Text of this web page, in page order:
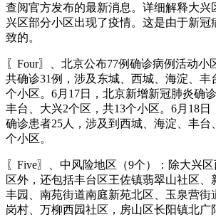
查阅官方发布的最新消息。详细解释大兴
兴区部分小区出现了疫情。这是由于新冠
致的。
〖Four〗、北京公布77例确诊病例活动小
共确诊31例，涉及东城、西城、海淀、丰
个小区。6月17日，北京新增新冠肺炎确
丰台、大兴2个区，共13个小区。6月18
确诊患者25人，涉及到西城、海淀、丰台
个小区。
〖Five〗、中风险地区（9个）：除大兴
区外，还包括丰台区王佐镇翡翠山社区、
丰园、南苑街道南庭新苑北区、玉泉营街
岗村、万柳西园社区，房山区长阳镇北广